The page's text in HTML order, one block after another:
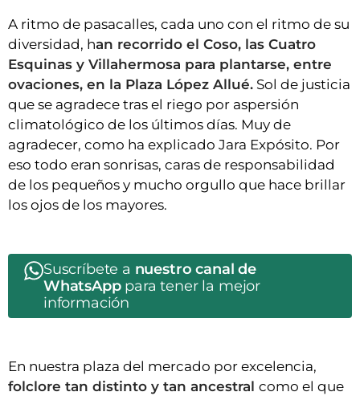
A ritmo de pasacalles, cada uno con el ritmo de su
diversidad, han recorrido el Coso, las Cuatro
Esquinas y Villahermosa para plantarse, entre
ovaciones, en la Plaza López Allué. Sol de justicia
que se agradece tras el riego por aspersión
climatológico de los últimos días. Muy de
agradecer, como ha explicado Jara Expósito. Por
eso todo eran sonrisas, caras de responsabilidad
de los pequeños y mucho orgullo que hace brillar
los ojos de los mayores.
Suscríbete a nuestro canal de
WhatsApppara tener la mejor
información
En nuestra plaza del mercado por excelencia,
folclore tan distinto y tan ancestral como el que